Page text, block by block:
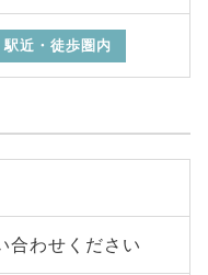
駅近・徒歩圏内
合わせください